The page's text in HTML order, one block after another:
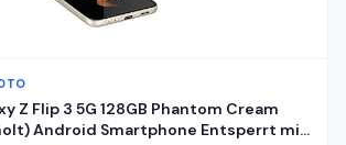
Z Flip 3 5G 128GB Phantom Cream
Android Smartphone Entsperrt mit